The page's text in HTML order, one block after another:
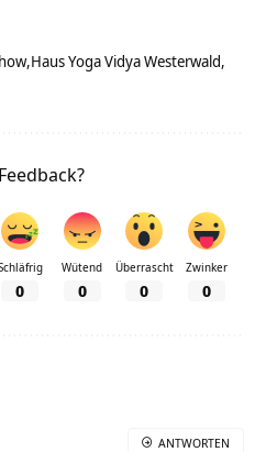
Haus Yoga Vidya Westerwald
0
Wütend
0
Überrascht
0
Zwinker
0
ANTWORTEN